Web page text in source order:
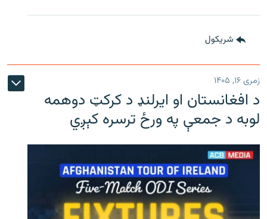
شريکول
زمری ۱۶, ۱۴۰۵
د افغانستان او ایرلنډ د کرکټ دوهمه
لوبه د جمعې په ورځ ترسره کېږي